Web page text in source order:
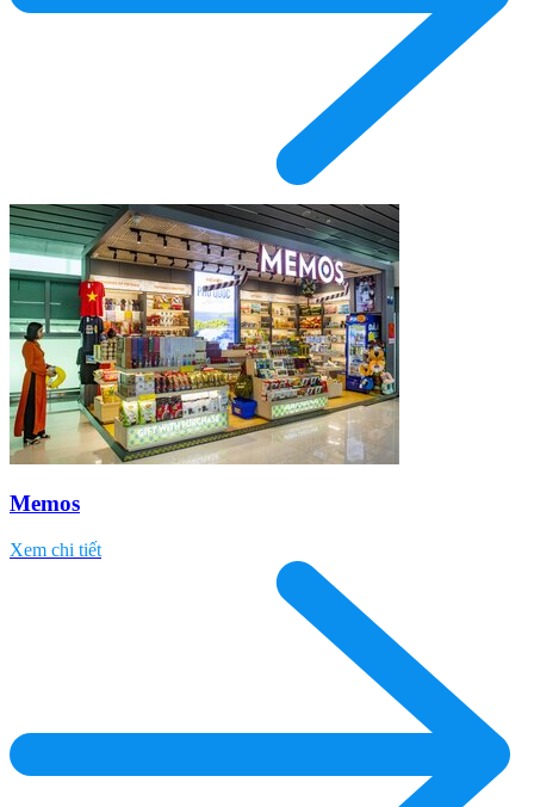
Memos
Xem chi tiết